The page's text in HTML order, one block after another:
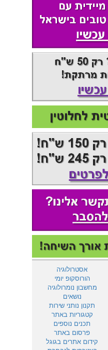
אסטרולוגיה
הורוסקופ יומי
מחשבון נומרולוגיה
נושאים
תקנון נותני שירות
קטגוריות באתר
תכנים נוספים
פרסום באתר
קידום אתרים בגוגל